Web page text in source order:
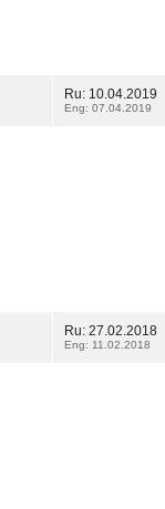
Ru: 10.04.2019
Eng: 07.04.2019
Ru: 27.02.2018
Eng: 11.02.2018